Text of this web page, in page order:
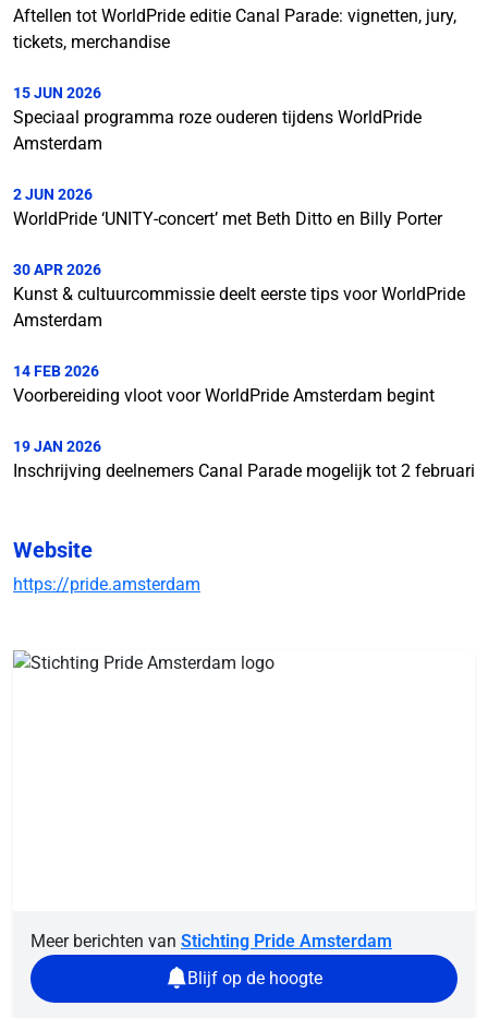
Aftellen tot WorldPride editie Canal Parade: vignetten, jury,
tickets, merchandise
15 JUN 2026
Speciaal programma roze ouderen tijdens WorldPride
Amsterdam
2 JUN 2026
WorldPride ‘UNITY-concert’ met Beth Ditto en Billy Porter
30 APR 2026
Kunst & cultuurcommissie deelt eerste tips voor WorldPride
Amsterdam
14 FEB 2026
Voorbereiding vloot voor WorldPride Amsterdam begint
19 JAN 2026
Inschrijving deelnemers Canal Parade mogelijk tot 2 februari
Website
https://pride.amsterdam
Meer berichten van Stichting Pride Amsterdam
Blijf op de hoogte